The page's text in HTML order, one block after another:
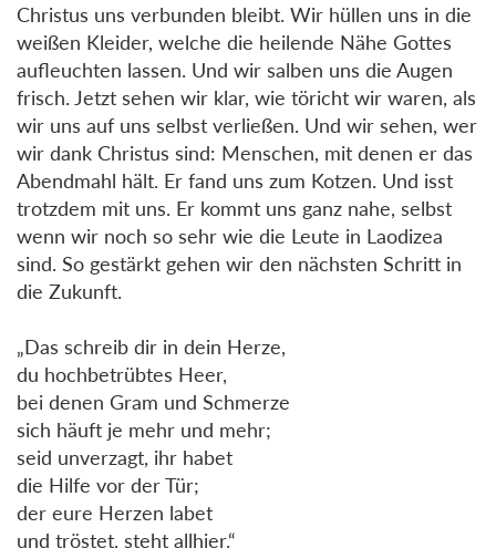
Christus uns verbunden bleibt. Wir hüllen uns in die
weißen Kleider, welche die heilende Nähe Gottes
aufleuchten lassen. Und wir salben uns die Augen
frisch. Jetzt sehen wir klar, wie töricht wir waren, als
wir uns auf uns selbst verließen. Und wir sehen, wer
wir dank Christus sind: Menschen, mit denen er das
Abendmahl hält. Er fand uns zum Kotzen. Und isst
trotzdem mit uns. Er kommt uns ganz nahe, selbst
wenn wir noch so sehr wie die Leute in Laodizea
sind. So gestärkt gehen wir den nächsten Schritt in
die Zukunft.
„Das schreib dir in dein Herze,
du hochbetrübtes Heer,
bei denen Gram und Schmerze
sich häuft je mehr und mehr;
seid unverzagt, ihr habet
die Hilfe vor der Tür;
der eure Herzen labet
und tröstet, steht allhier.“